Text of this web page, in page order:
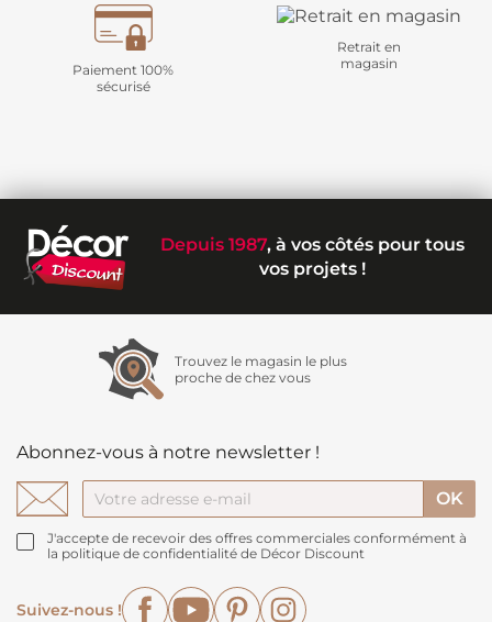
Paiement 100%
sécurisé
Retrait en
magasin
Depuis 1987, à vos côtés pour tous
vos projets !
Trouvez le magasin le plus
proche de chez vous
Abonnez-vous à notre newsletter !
J'accepte de recevoir des offres commerciales conformément à
la politique de confidentialité de Décor Discount
Suivez-nous !
FacebookYouTubePinterest